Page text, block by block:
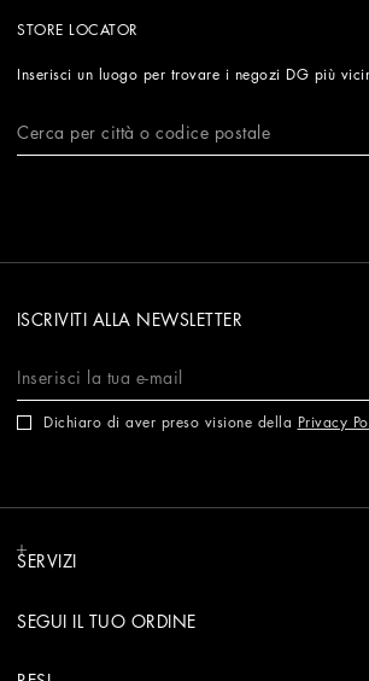
STORE LOCATOR
Inserisci un luogo per trovare i negozi DG più
ISCRIVITI ALLA NEWSLETTER
Dichiaro di aver preso visione della Privacy
SERVIZI
SEGUI IL TUO ORDINE